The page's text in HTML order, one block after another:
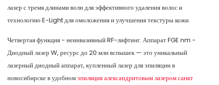
лазер с тремя длинами волн для эффективного удаления волос и
технологию E-Light для омоложения и улучшения текстуры кожи.
Четвертая функция - неинвазивный RF-лифтинг. Аппарат FGE nm -
Диодный лазер W, ресурс до 20 млн вспышек — это уникальный
лазерный диодный аппарат, купленный лазер для эпиляции в
новосибирске в удобномэпиляция александритовым лазером санкт